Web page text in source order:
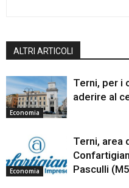
ALTRI ARTICOLI
Economia
Terni, per i
aderire al
Economia
Terni, area
Pasculli